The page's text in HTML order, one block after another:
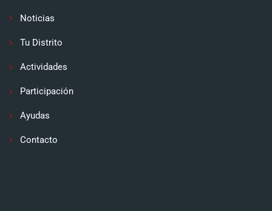
Noticias
Tu Distrito
Actividades
Participación
Ayudas
Contacto